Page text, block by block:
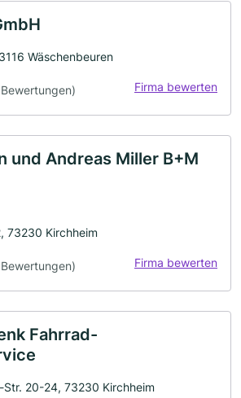
Wäschenbeuren
Firma bewerten
und Andreas Miller B+M
73230 Kirchheim
Firma bewerten
Fahrrad-
Str. 20-24, 73230 Kirchheim